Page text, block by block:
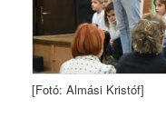
[Fotó: Almási Kristóf]